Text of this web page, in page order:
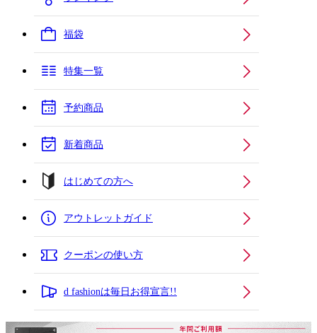
福袋
特集一覧
予約商品
新着商品
はじめての方へ
アウトレットガイド
クーポンの使い方
d fashionは毎日お得宣言!!